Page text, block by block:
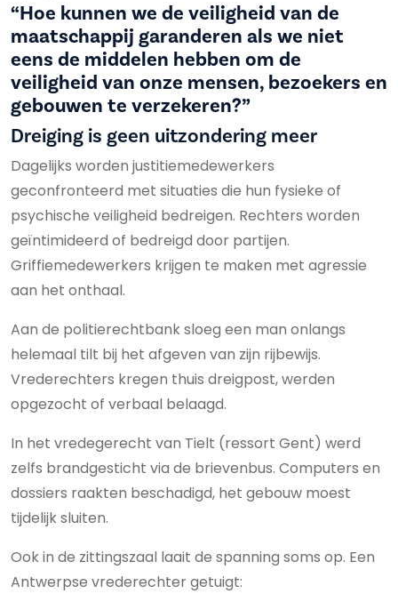
“Hoe kunnen we de veiligheid van de
maatschappij garanderen als we niet
eens de middelen hebben om de
veiligheid van onze mensen, bezoekers en
gebouwen te verzekeren?”
Dreiging is geen uitzondering meer
Dagelijks worden justitiemedewerkers
geconfronteerd met situaties die hun fysieke of
psychische veiligheid bedreigen. Rechters worden
geïntimideerd of bedreigd door partijen.
Griffiemedewerkers krijgen te maken met agressie
aan het onthaal.
Aan de politierechtbank sloeg een man onlangs
helemaal tilt bij het afgeven van zijn rijbewijs.
Vrederechters kregen thuis dreigpost, werden
opgezocht of verbaal belaagd.
In het vredegerecht van Tielt (ressort Gent) werd
zelfs brandgesticht via de brievenbus. Computers en
dossiers raakten beschadigd, het gebouw moest
tijdelijk sluiten.
Ook in de zittingszaal laait de spanning soms op. Een
Antwerpse vrederechter getuigt: